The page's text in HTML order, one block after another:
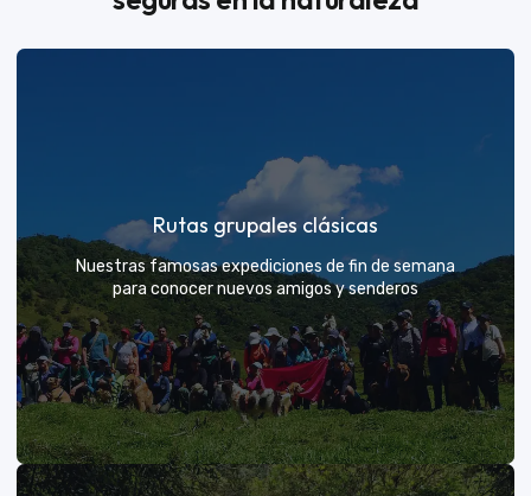
Rutas grupales clásicas
Nuestras famosas expediciones de fin de semana
para conocer nuevos amigos y senderos